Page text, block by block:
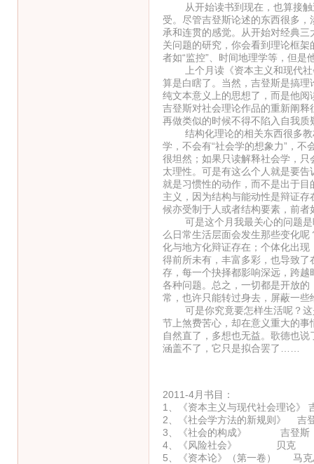
从开始读书到现在，也算接触
受。尽管吉登斯论述的东西很多
承和连贯的感觉。从开始对经典
关问题的研究，你会看到理论框
者如“监控”、时间地理学等，但
上个月读《资本主义和现代社
算是白瞎了。当然，吉登斯是搞
纯文本意义上的思想了，而是他
吉登斯对社会理论作品的重新阐
再做类似的时候不得不陷入自我质
结构化理论的相关东西很多教
学，不会有“社会学的想象力”，不
很坦然；如果只读解释社会学，
太理性。可是有这么个人就是要
就是习惯性的动作，而不是出于
主义，因为结构与能动性是辩证
候亦受制于人或者结构要素，前
可是这个月我最关心的问题是
么日常生活层面会发生那些变化
化与地方化辩证存在；个体化出
得前所未有，丰富多彩，也导致
存，每一个抉择都影响深远，跨
各种问题。总之，一切都是开放
常，也许只能转过身去，屏蔽一
可是你究竟要怎样生活呢？这
节上煞费苦心，却在意义重大的
自然直了，多想也无益。歌德也
涵盖不了，它只是拟合罢了……
2011-4月书目：
1、《资本主义与现代社会理论》
2、《社会学方法的新规则》 吉
3、《社会的构成》 吉登斯
4、《风险社会》 贝克
5、《资本论》（第一卷） 马克